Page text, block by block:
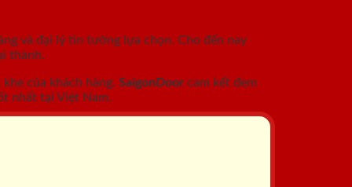
và đại lý tin tưởng lựa chọn. Cho đến nay
thành.
của khách hàng. SaigonDoor cam kết đem
nhất tại Việt Nam.